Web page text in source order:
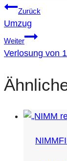
Zurück
Umzug
Weiter
Verlosung von